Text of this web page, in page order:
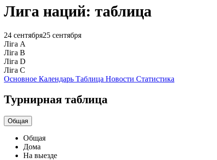
Лига наций: таблица
24 сентября25 сентября
Ліга А
Ліга B
Ліга D
Ліга С
Основное Календарь Таблица Новости Статистика
Турнирная таблица
Общая
Общая
Дома
На выезде